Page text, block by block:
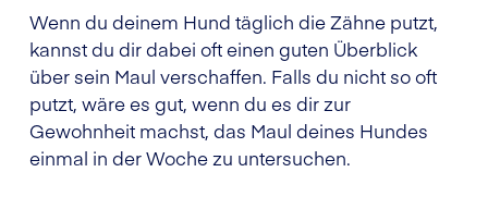
Wenn du deinem Hund täglich die Zähne putzt,
kannst du dir dabei oft einen guten Überblick
über sein Maul verschaffen. Falls du nicht so oft
putzt, wäre es gut, wenn du es dir zur
Gewohnheit machst, das Maul deines Hundes
einmal in der Woche zu untersuchen.